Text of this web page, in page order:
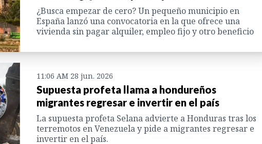
¿Busca empezar de cero? Un pequeño municipio en
España lanzó una convocatoria en la que ofrece una
vivienda sin pagar alquiler, empleo fijo y otro beneficio
11:06 AM 28 jun. 2026
Supuesta profeta llama a hondureños
migrantes regresar e invertir en el país
La supuesta profeta Selana advierte a Honduras tras los
terremotos en Venezuela y pide a migrantes regresar e
invertir en el país.